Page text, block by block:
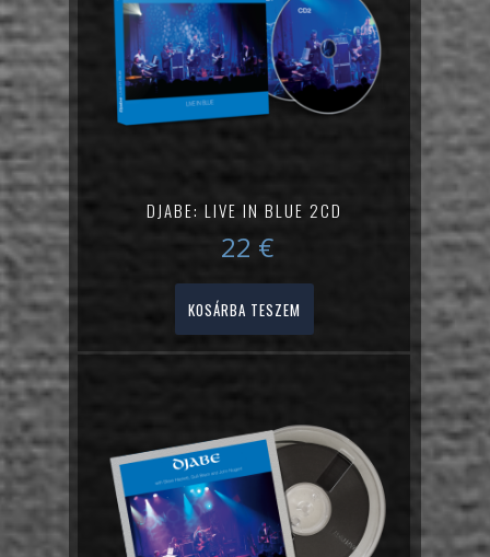
DJABE: LIVE IN BLUE 2CD
22 €
KOSÁRBA TESZEM